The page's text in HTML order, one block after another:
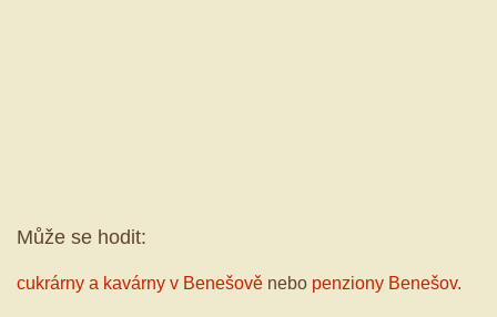
Může se hodit:
cukrárny a kavárny v Benešově nebo penziony Benešov.